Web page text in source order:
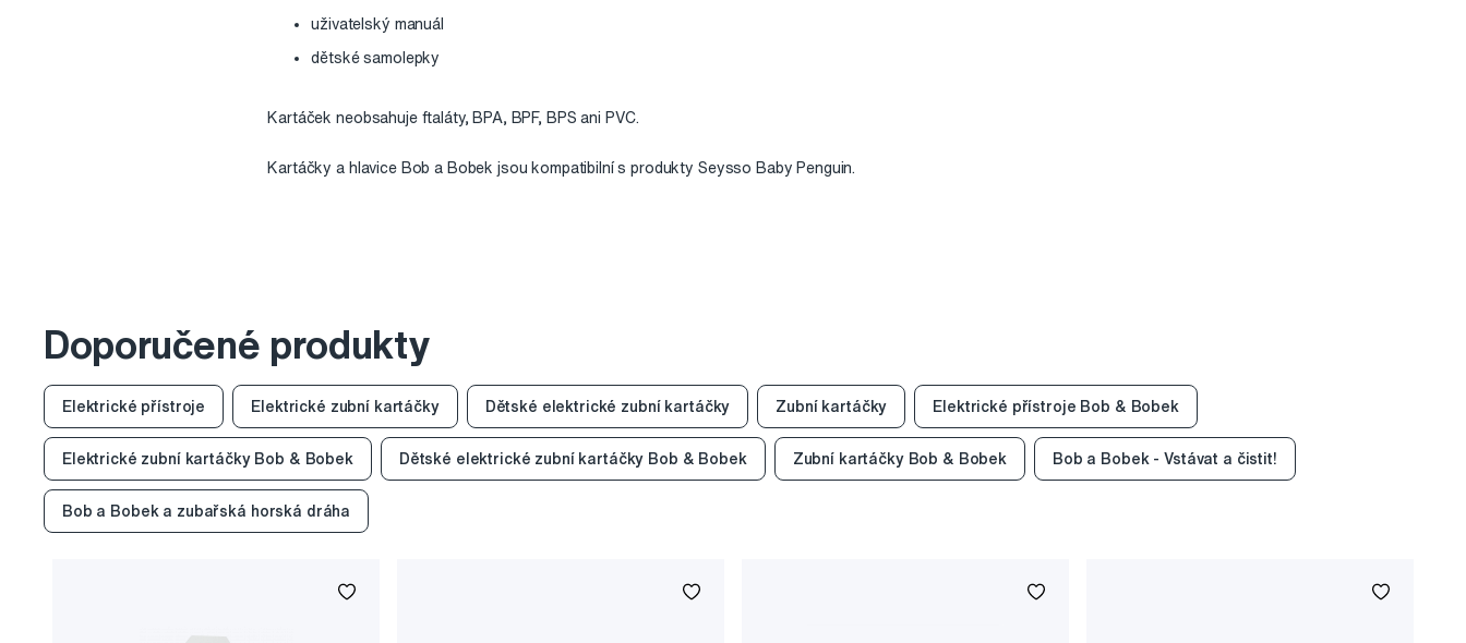
uživatelský manuál
dětské samolepky
Kartáček neobsahuje ftaláty, BPA, BPF, BPS ani PVC.
Kartáčky a hlavice Bob a Bobek jsou kompatibilní s produkty Seysso Baby Penguin.
Doporučené produkty
Elektrické přístroje Elektrické zubní kartáčky Dětské elektrické zubní kartáčky Zubní kartáčky Elektrické přístroje Bob & Bobek
Elektrické zubní kartáčky Bob & Bobek Dětské elektrické zubní kartáčky Bob & Bobek Zubní kartáčky Bob & Bobek Bob a Bobek - Vstávat a čistit!
Bob a Bobek a zubařská horská dráha